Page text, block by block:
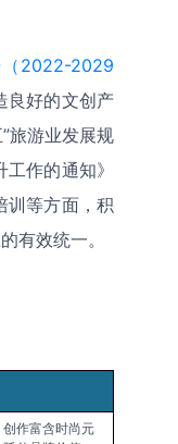
2022-2029
良好的文创产
旅游业发展规
作的通知》
训等方面，积
有效统一。
创 作富含时尚元